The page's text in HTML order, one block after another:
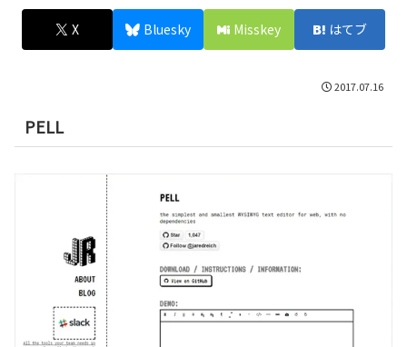
X Bluesky Misskey はてブ
2017.07.16
PELL